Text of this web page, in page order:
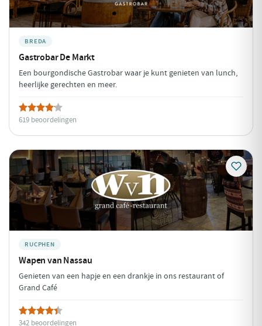
BREDA
Gastrobar De Markt
Een bourgondische Gastrobar waar je kunt genieten van lunch,
heerlijke gerechten en meer.
619 beoordelingen
RUCPHEN
Wapen van Nassau
Genieten van een hapje en een drankje in ons restaurant of
Grand Café
342 beoordelingen